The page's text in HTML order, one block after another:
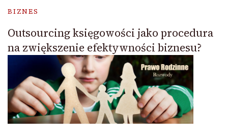
BIZNES
Outsourcing księgowości jako procedura
na zwiększenie efektywności biznesu?